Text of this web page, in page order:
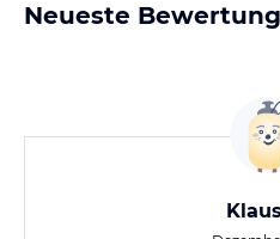
Neueste
Klaus